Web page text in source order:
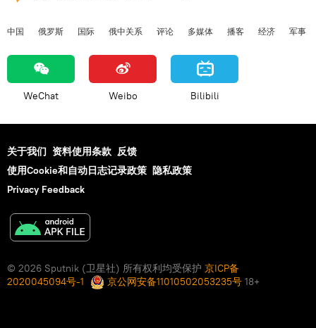
中国 俄罗斯 国际 俄中关系 评论 多媒体 播客 经济 军事
WeChat Weibo Bilibili
关于我们 资料使用条款 反馈
使用Cookie和自动日志记录政策 隐私政策
Privacy Feedback
© 2026 Sputnik (卫星社) 所有权利均受保护 京ICP备
2020045094号-1
京公网安备11010502053235号 18+